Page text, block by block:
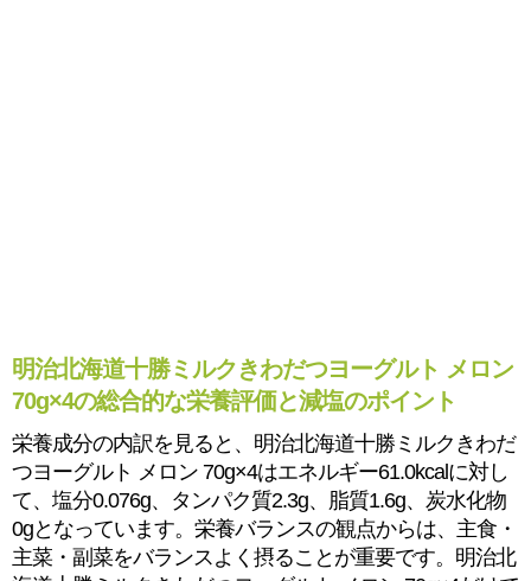
明治北海道十勝ミルクきわだつヨーグルト メロン
70g×4の総合的な栄養評価と減塩のポイント
栄養成分の内訳を見ると、明治北海道十勝ミルクきわだ
つヨーグルト メロン 70g×4はエネルギー61.0kcalに対し
て、塩分0.076g、タンパク質2.3g、脂質1.6g、炭水化物
0gとなっています。栄養バランスの観点からは、主食・
主菜・副菜をバランスよく摂ることが重要です。明治北